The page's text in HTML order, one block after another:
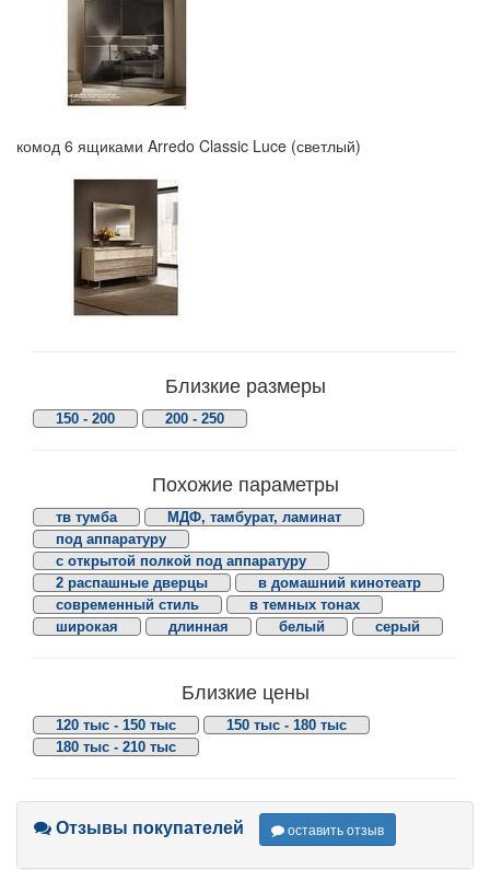
комод 6 ящиками Arredo Classic Luce (светлый)
Близкие размеры
150 - 200 200 - 250
Похожие параметры
тв тумба
МДФ, тамбурат, ламинат
под аппаратуру
с открытой полкой под аппаратуру
2 распашные дверцы
в домашний кинотеатр
современный стиль
в темных тонах
широкая
длинная белый серый
Близкие цены
120 тыс - 150 тыс
150 тыс - 180 тыс
180 тыс - 210 тыс
Отзывы покупателей оставить отзыв